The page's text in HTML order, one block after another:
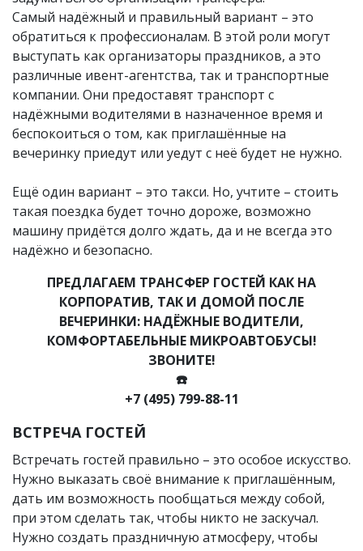
Самый надёжный и правильный вариант – это
обратиться к профессионалам. В этой роли могут
выступать как организаторы праздников, а это
различные ивент-агентства, так и транспортные
компании. Они предоставят транспорт с
надёжными водителями в назначенное время и
беспокоиться о том, как приглашённые на
вечеринку приедут или уедут с неё будет не нужно.
Ещё один вариант – это такси. Но, учтите – стоить
такая поездка будет точно дороже, возможно
машину придётся долго ждать, да и не всегда это
надёжно и безопасно.
ПРЕДЛАГАЕМ ТРАНСФЕР ГОСТЕЙ КАК НА
КОРПОРАТИВ, ТАК И ДОМОЙ ПОСЛЕ
ВЕЧЕРИНКИ: НАДЁЖНЫЕ ВОДИТЕЛИ,
КОМФОРТАБЕЛЬНЫЕ МИКРОАВТОБУСЫ!
ЗВОНИТЕ!
☎️
+7 (495) 799-88-11
ВСТРЕЧА ГОСТЕЙ
Встречать гостей правильно – это особое искусство.
Нужно выказать своё внимание к приглашённым,
дать им возможность пообщаться между собой,
при этом сделать так, чтобы никто не заскучал.
Нужно создать праздничную атмосферу, чтобы